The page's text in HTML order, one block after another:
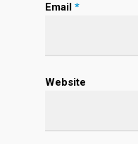
Email *
Website